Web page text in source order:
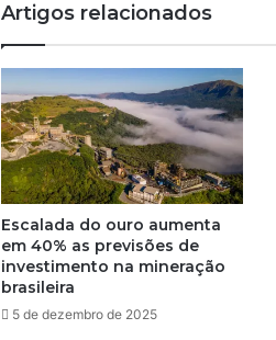
Artigos relacionados
Escalada do ouro aumenta
em 40% as previsões de
investimento na mineração
brasileira
5 de dezembro de 2025